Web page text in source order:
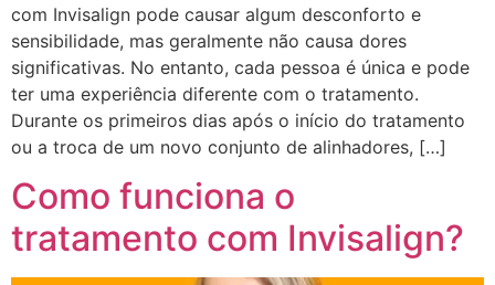
com Invisalign pode causar algum desconforto e
sensibilidade, mas geralmente não causa dores
significativas. No entanto, cada pessoa é única e pode
ter uma experiência diferente com o tratamento.
Durante os primeiros dias após o início do tratamento
ou a troca de um novo conjunto de alinhadores, […]
Como funciona o
tratamento com Invisalign?